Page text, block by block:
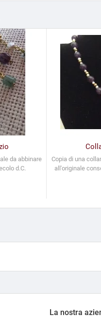
da abbinare
d.C.
Copia di una
all'originale
La nostra